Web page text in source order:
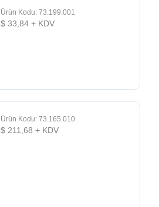
Ürün Kodu: 73.199.001
$33,84+ KDV
Ürün Kodu: 73.165.010
$211,68 + KDV